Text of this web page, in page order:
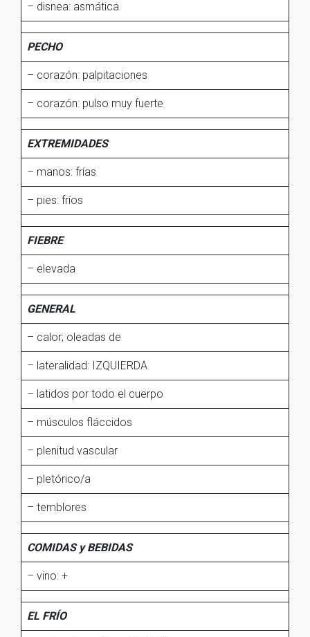
– disnea: asmática
PECHO
– corazón: palpitaciones
– corazón: pulso muy fuerte
EXTREMIDADES
– manos: frías
– pies: fríos
FIEBRE
– elevada
GENERAL
– calor; oleadas de
– lateralidad: IZQUIERDA
– latidos por todo el cuerpo
– músculos fláccidos
– plenitud vascular
– pletórico/a
– temblores
COMIDAS y BEBIDAS
– vino: +
EL FRÍO